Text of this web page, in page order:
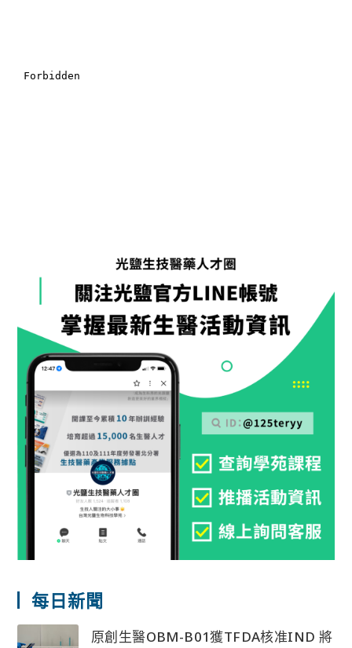
每日新聞
原創生醫OBM-B01獲TFDA核准IND 將